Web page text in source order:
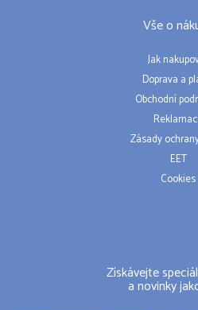
Vše o
Jak
Doprava a
Obchodní
Zásady
EET
Cookies
Získávejte
a novinky